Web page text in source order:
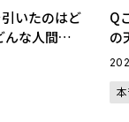
いたのはど
んな人間だ
Q
の
運